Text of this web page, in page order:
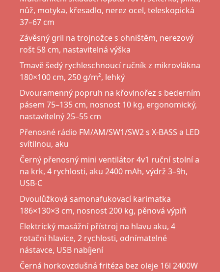
nůž, motyka, křesadlo, nerez ocel, teleskopická
37–67 cm
Závěsný gril na trojnožce s ohništěm, nerezový
rošt 58 cm, nastavitelná výška
Tmavě šedý rychleschnoucí ručník z mikrovlákna
180×100 cm, 250 g/m², lehký
Dvouramenný popruh na křovinořez s bederním
pásem 75–135 cm, nosnost 10 kg, ergonomický,
nastavitelný 25–55 cm
Přenosné rádio FM/AM/SW1/SW2 s X-BASS a LED
svítilnou, aku
Černý přenosný mini ventilátor 4v1 ruční stolní a
na krk, 4 rychlosti, aku 2400 mAh, výdrž 3–9h,
USB-C
Dvoulůžková samonafukovací karimatka
186×130×3 cm, nosnost 200 kg, pěnová výplň
Elektrický masážní přístroj na hlavu aku, 4
rotační hlavice, 2 rychlosti, odnímatelné
nástavce, USB nabíjení
Černá horkovzdušná fritéza bez oleje 16l 2400W